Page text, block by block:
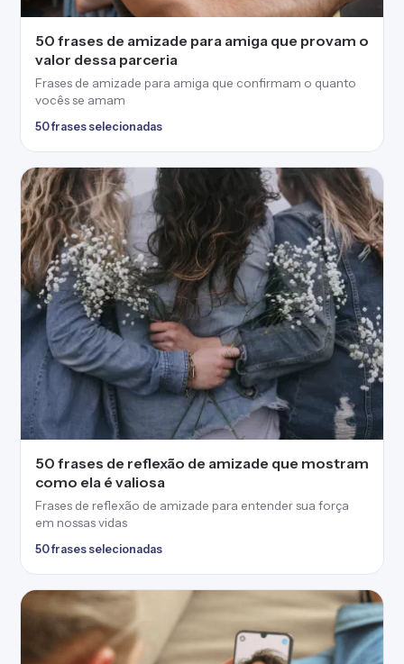
50 frases de amizade para amiga que provam o
valor dessa parceria
Frases de amizade para amiga que confirmam o quanto
vocês se amam
50 frases selecionadas
50 frases de reflexão de amizade que mostram
como ela é valiosa
Frases de reflexão de amizade para entender sua força
em nossas vidas
50 frases selecionadas